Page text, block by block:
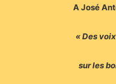
A José
« Des
sur les